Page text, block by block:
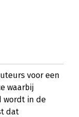
voor een
waarbij
wordt in de
dat